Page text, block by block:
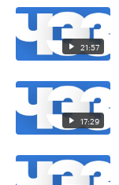
21:57
17:29